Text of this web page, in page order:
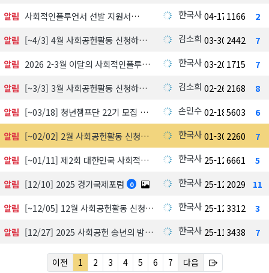
알림
사회적인플루언서 선발 지원서 한국사회공헌협회
04-17 1166
2
알림
[~4/3] 4월 사회공헌활동 신청하기 김소희 03-30 2442
7
알림
2026 2-3월 이달의 사회적인플루언서 선정 발표 한국사회공헌협회
03-20 1715
7
알림
[~3/3] 3월 사회공헌활동 신청하기 김소희 02-26 2168
8
알림
[~03/18] 청년챔프단 22기 모집 中 손민수02-18 5603
6
알림
[~02/02] 2월 사회공헌활동 신청하기 한국사회공헌협회
01-30 2260
7
알림
[~01/11] 제2회 대한민국 사회적가치 시상식 수상 후보자 공모 및 심사 한국사회공헌협회
25-12-18
6661
5
알림 [12/10] 2025 경기국제포럼 0 한국사회공헌협회
25-12-03
2029
11
알림
[~12/05] 12월 사회공헌활동 신청하기 한국사회공헌협회
25-12-01
3312
3
알림
[12/27] 2025 사회공헌 송년의 밤, 포틀락파티 한국사회공헌협회
25-11-18
3438 7
이전 1 2 3 4 5 6 7 다음